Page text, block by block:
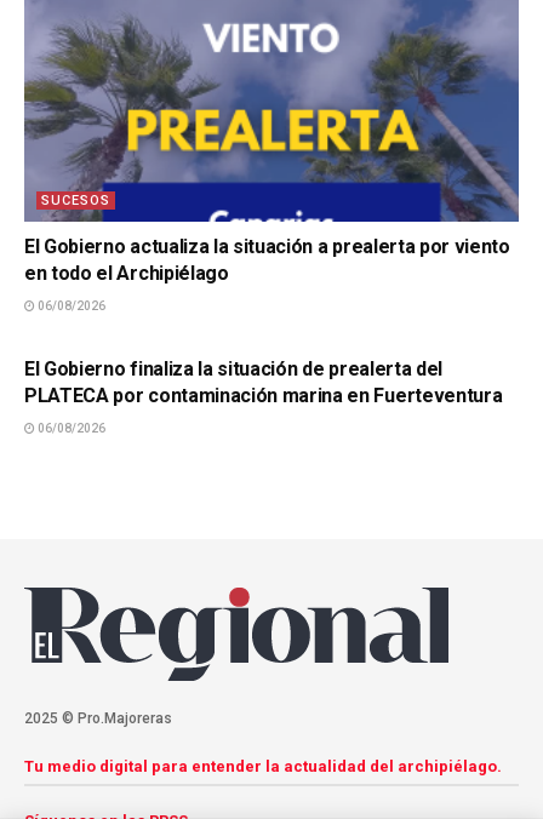
SUCESOS
El Gobierno actualiza la situación a prealerta por viento
en todo el Archipiélago
06/08/2026
El Gobierno finaliza la situación de prealerta del
PLATECA por contaminación marina en Fuerteventura
06/08/2026
2025 © Pro.Majoreras
Tu medio digital para entender la actualidad del archipiélago.